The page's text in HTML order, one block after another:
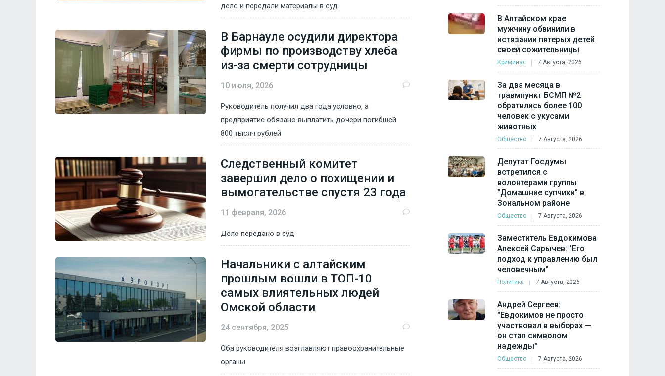
дело и передали материалы в суд
В Барнауле осудили директора
фирмы по производству хлеба
из-за смерти сотрудницы
10 июля, 2026
Руководитель получил два года условно, а
предприятие обязано выплатить дочери погибшей
800 тысяч рублей
Следственный комитет
завершил дело о похищении и
вымогательстве спустя 23 года
11 февраля, 2026
Дело передано в суд
Начальники с алтайским
прошлым вошли в ТОП-10
самых влиятельных людей
Омской области
24 сентября, 2025
Оба руководителя возглавляют правоохранительные
органы
В Алтайском крае
мужчину обвинили в
истязании пятерых детей
своей сожительницы
Криминал 7 Августа, 2026
За два месяца в
травмпункт БСМП №2
обратились более 100
человек с укусами
животных
Общество 7 Августа, 2026
Депутат Госдумы
встретился с
волонтерами группы
"Домашние супчики" в
Зональном районе
Общество 7 Августа, 2026
Заместитель Евдокимова
Алексей Сарычев: "Его
подход к управлению был
человечным"
Политика 7 Августа, 2026
Андрей Сергеев:
"Евдокимов не просто
участвовал в выборах —
он стал символом
надежды"
Общество 7 Августа, 2026